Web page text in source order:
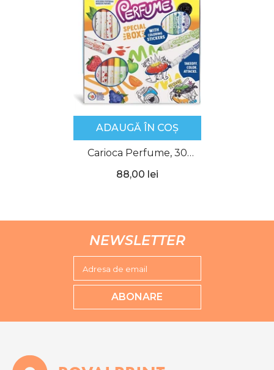
ADAUGĂ ÎN COȘ
Carioca Perfume, 30
culori/set + Abțibilduri,
88,00 lei
NEWSLETTER
Adresa de email
ABONARE